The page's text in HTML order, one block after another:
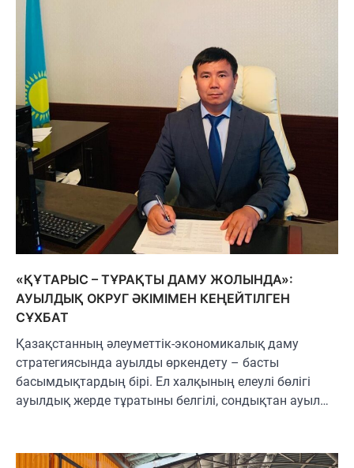
«ҚҰТАРЫС – ТҰРАҚТЫ ДАМУ ЖОЛЫНДА»:
АУЫЛДЫҚ ОКРУГ ӘКІМІМЕН КЕҢЕЙТІЛГЕН
СҰХБАТ
Қазақстанның әлеуметтік-экономикалық даму
стратегиясында ауылды өркендету – басты
басымдықтардың бірі. Ел халқының елеулі бөлігі
ауылдық жерде тұратыны белгілі, сондықтан ауыл…